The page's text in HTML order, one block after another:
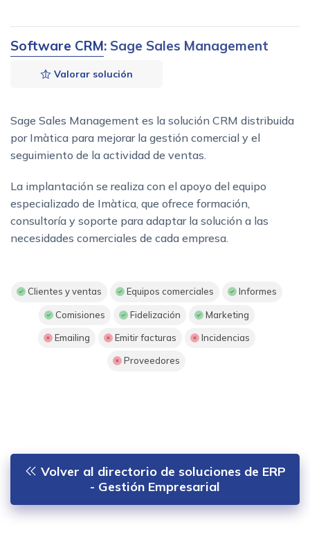
Software CRM: Sage Sales Management
Valorar solución
Sage Sales Management es la solución CRM distribuida
por Imàtica para mejorar la gestión comercial y el
seguimiento de la actividad de ventas.
La implantación se realiza con el apoyo del equipo
especializado de Imàtica, que ofrece formación,
consultoría y soporte para adaptar la solución a las
necesidades comerciales de cada empresa.
Clientes y ventas Equipos comerciales Informes
Comisiones Fidelización Marketing
Emailing Emitir facturas Incidencias
Proveedores
Volver al directorio de soluciones de ERP
- Gestión Empresarial